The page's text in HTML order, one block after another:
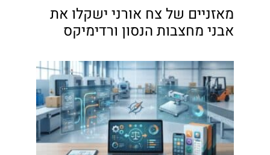
מאזניים של צח אורני ישקלו את
אבני מחצבות הנסון ורדימיקס